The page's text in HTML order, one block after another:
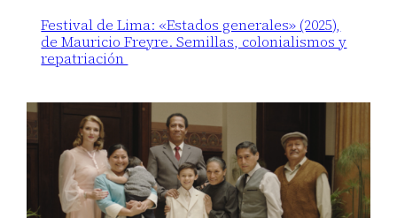
Festival de Lima: «Estados generales» (2025),
de Mauricio Freyre. Semillas, colonialismos y
repatriación